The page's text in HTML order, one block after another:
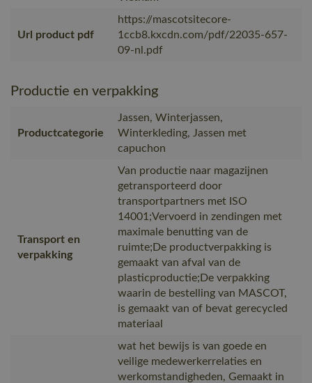
Url product pdf
https://mascotsitecore-
1ccb8.kxcdn.com/pdf/22035-657-
09-nl.pdf
Productie en verpakking
Productcategorie
Jassen, Winterjassen,
Winterkleding, Jassen met
capuchon
Transport en
verpakking
Van productie naar magazijnen
getransporteerd door
transportpartners met ISO
14001;Vervoerd in zendingen met
maximale benutting van de
ruimte;De productverpakking is
gemaakt van afval van de
plasticproductie;De verpakking
waarin de bestelling van MASCOT,
is gemaakt van of bevat gerecycled
materiaal
wat het bewijs is van goede en
veilige medewerkerrelaties en
werkomstandigheden, Gemaakt in